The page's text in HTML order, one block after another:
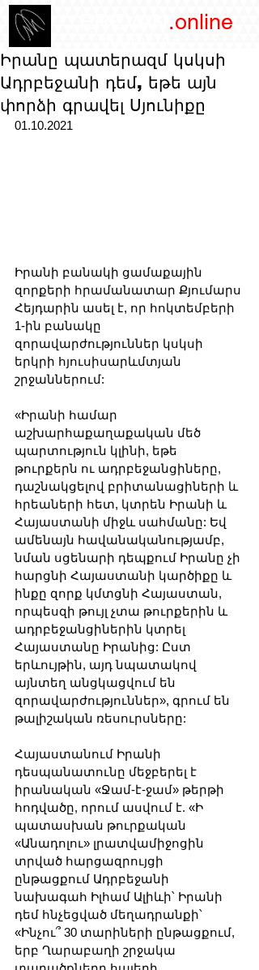
.online
Իրանը պատերազմ կսկսի
Ադրբեջանի դեմ, եթե այն
փորձի գրավել Սյունիքը
01.10.2021
Իրանի բանակի ցամաքային
զորքերի հրամանատար Քյումարս
Հեյդարին ասել է, որ հոկտեմբերի
1-ին բանակը
զորավարժություններ կսկսի
երկրի հյուսիսարևմտյան
շրջաններում:
«Իրանի համար
աշխարհաքաղաքական մեծ
պարտություն կլինի, եթե
թուրքերն ու ադրբեջանցիները,
դաշնակցելով բրիտանացիների և
հրեաների հետ, կտրեն Իրանի և
Հայաստանի միջև սահմանը: Եվ
ամենայն հավանականությամբ,
նման սցենարի դեպքում Իրանը չի
հարցնի Հայաստանի կարծիքը և
ինքը զորք կմտցնի Հայաստան,
որպեսզի թույլ չտա թուրքերին և
ադրբեջանցիներին կտրել
Հայաստանը Իրանից: Ըստ
երևույթին, այդ նպատակով
այնտեղ անցկացվում են
զորավարժություններ», գրում են
թալիշական ռեսուրսները:
Հայաստանում Իրանի
դեսպանատունը մեջբերել է
իրանական «Ջամ-է-ջամ» թերթի
հոդվածը, որում ասվում է. «Ի
պատասխան թուրքական
«Անադոլու» լրատվամիջոցին
տրված հարցազրույցի
ընթացքում Ադրբեջանի
նախագահ Իլհամ Ալիևի՝ Իրանի
դեմ հնչեցված մեղադրանքի՝
«Ինչու՞ 30 տարիների ընթացքում,
երբ Ղարաբաղի շրջակա